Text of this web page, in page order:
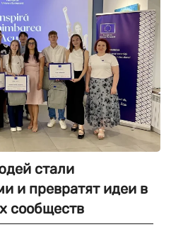
стали
и превратят идеи в
сообществ